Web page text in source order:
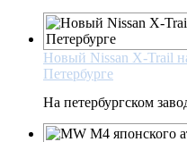
Новый Nissan Х-Trail
Петербурге
На петербургском